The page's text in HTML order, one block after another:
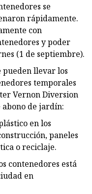
se
rápidamente.
con
y poder
(1 de septiembre).
pueden llevar los
temporales
Vernon Diversion
abono de jardín:
en los
paneles
o reciclaje.
contenedores está
en